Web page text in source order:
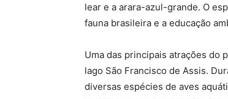
lear e a arara-azul-grande. O
fauna brasileira e a educação
Uma das principais atrações do
lago São Francisco de Assis.
diversas espécies de aves